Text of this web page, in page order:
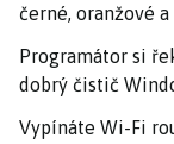
černé, oranžové
Programátor si
dobrý čistič
Vypínáte Wi-Fi